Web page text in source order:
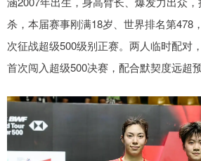
杀，本届赛事刚满18岁、世界排名第478
次征战超级500级别正赛。两人临时配对
首次闯入超级500决赛，配合默契度远超预